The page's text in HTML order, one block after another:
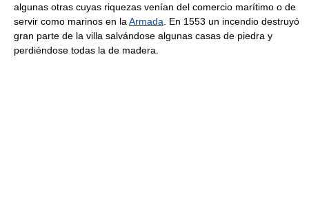
algunas otras cuyas riquezas venían del comercio marítimo o de
servir como marinos en la Armada . En 1553 un incendio destruyó
gran parte de la villa salvándose algunas casas de piedra y
perdiéndose todas la de madera.